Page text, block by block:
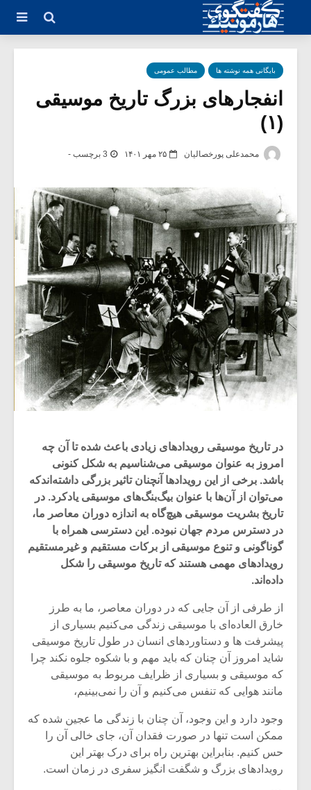
بایگانی همه نوشته ها مطالب عمومی
انفجارهای بزرگ تاریخ موسیقی
(۱)
محمدعلی پورخصالیان ۲۵ مهر ۱۴۰۱ 3 برچسب -
در تاریخ موسیقی رویدادهای زیادی باعث شده تا آن چه
امروز به عنوان موسیقی می‌شناسیم به شکل کنونی
باشد. برخی از این رویدادها آنچنان تاثیر بزرگی داشته‌اندکه
می‌توان از آن‌ها با عنوان بیگ‌بنگ‌های موسیقی یادکرد. در
تاریخ بشریت موسیقی هیچ‌گاه به اندازه دوران معاصر ما،
در دسترس مردم جهان نبوده. این دسترسی همراه با
گوناگونی و تنوع موسیقی از برکات مستقیم و غیرمستقیم
رویدادهای مهمی هستند که تاریخ موسیقی را شکل
داده‌اند.
از طرفی از آن جایی که در دوران معاصر، ما به طرز
خارق العاده‌ای با موسیقی زندگی می‌کنیم بسیاری از
پیشرفت ها و دستاوردهای انسان در طول تاریخ موسیقی
شاید امروز آن چنان که باید مهم و با شکوه جلوه نکند چرا
که موسیقی و بسیاری از ظرایف مربوط به موسیقی
مانند هوایی که تنفس می‌کنیم و آن را نمی‌بینیم،
وجود دارد و این وجود، آن چنان با زندگی ما عجین شده که
ممکن است تنها در صورت فقدان آن، جای خالی آن را
حس کنیم. بنابراین بهترین راه برای درک بهتر این
رویدادهای بزرگ و شگفت انگیز سفری در زمان است.